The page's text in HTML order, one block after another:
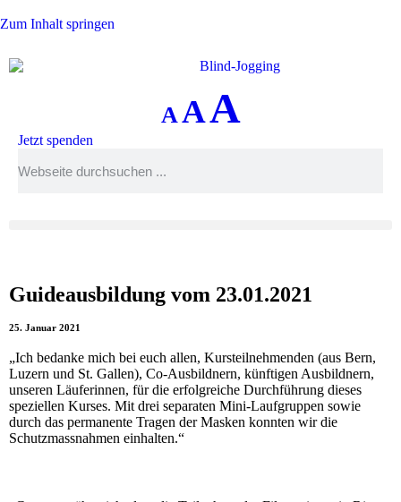
Zum Inhalt springen
AAA
Jetzt spenden
Guideausbildung vom 23.01.2021
25. Januar 2021
„Ich bedanke mich bei euch allen, Kursteilnehmenden (aus Bern,
Luzern und St. Gallen), Co-Ausbildnern, künftigen Ausbildnern,
unseren Läuferinnen, für die erfolgreiche Durchführung dieses
speziellen Kurses. Mit drei separaten Mini-Laufgruppen sowie
durch das permanente Tragen der Masken konnten wir die
Schutzmassnahmen einhalten.“